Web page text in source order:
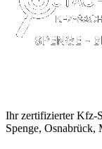
Ihr zertifizierter Kfz-
Spenge, Osnabrück,